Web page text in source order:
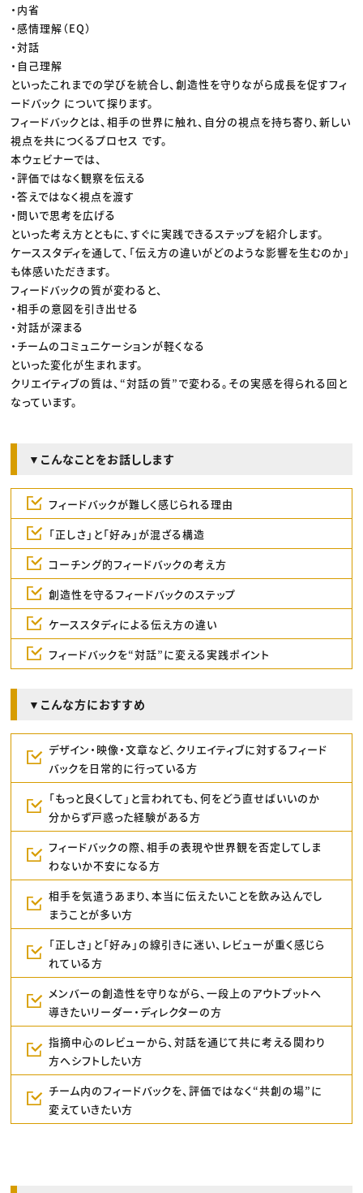
・内省
・感情理解（EQ）
・対話
・自己理解
といったこれまでの学びを統合し、創造性を守りながら成長を促すフィ
ードバック について探ります。
フィードバックとは、相手の世界に触れ、自分の視点を持ち寄り、新しい
視点を共につくるプロセス です。
本ウェビナーでは、
・評価ではなく観察を伝える
・答えではなく視点を渡す
・問いで思考を広げる
といった考え方とともに、すぐに実践できるステップを紹介します。
ケーススタディを通して、「伝え方の違いがどのような影響を生むのか」
も体感いただきます。
フィードバックの質が変わると、
・相手の意図を引き出せる
・対話が深まる
・チームのコミュニケーションが軽くなる
といった変化が生まれます。
クリエイティブの質は、“対話の質”で変わる。その実感を得られる回と
なっています。
▼こんなことをお話しします
フィードバックが難しく感じられる理由
「正しさ」と「好み」が混ざる構造
コーチング的フィードバックの考え方
創造性を守るフィードバックのステップ
ケーススタディによる伝え方の違い
フィードバックを“対話”に変える実践ポイント
▼こんな方におすすめ
デザイン・映像・文章など、クリエイティブに対するフィード
バックを日常的に行っている方
「もっと良くして」と言われても、何をどう直せばいいのか
分からず戸惑った経験がある方
フィードバックの際、相手の表現や世界観を否定してしま
わないか不安になる方
相手を気遣うあまり、本当に伝えたいことを飲み込んでし
まうことが多い方
「正しさ」と「好み」の線引きに迷い、レビューが重く感じら
れている方
メンバーの創造性を守りながら、一段上のアウトプットへ
導きたいリーダー・ディレクターの方
指摘中心のレビューから、対話を通じて共に考える関わり
方へシフトしたい方
チーム内のフィードバックを、評価ではなく“共創の場”に
変えていきたい方